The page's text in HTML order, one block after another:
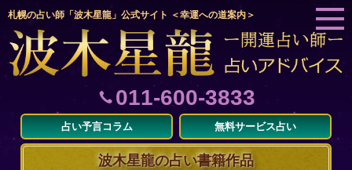
札幌の占い師「波木星龍」公式サイト ＜幸運への道案内＞
011-600-3833
占い予言コラム 無料サービス占い
波木星龍の占い書籍作品